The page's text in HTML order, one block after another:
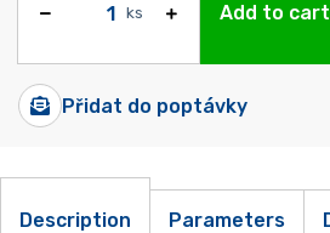
ks Add to cart
Přidat do poptávky
Description Parameters